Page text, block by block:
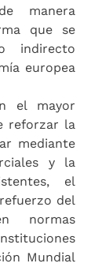
manera
que se
indirecto
europea
el mayor
reforzar la
mediante
y la
el
del
normas
Mundial